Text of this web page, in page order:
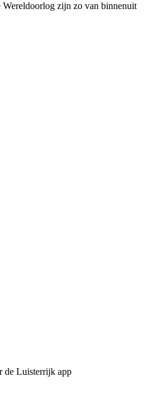
zijn zo van binnenuit
de Luisterrijk app